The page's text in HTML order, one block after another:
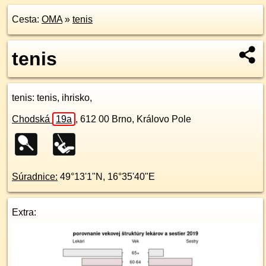
Cesta: OMA» tenis
tenis
tenis: tenis, ihrisko,
Chodská 19a , 612 00 Brno, Královo Pole
Súradnice: 49°13'1"N , 16°35'40"E
Extra: